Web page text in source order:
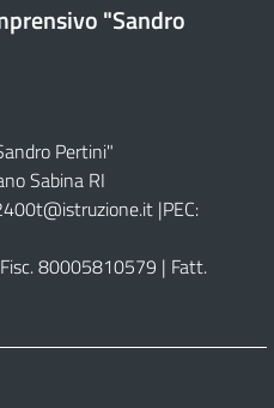
"Sandro
Pertini"
Sabina RI
|PEC:
80005810579 | Fatt.